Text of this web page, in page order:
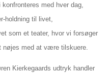
med hver dag,
holdning til livet,
som et teater, hvor vi forsøger
nøjes med at være tilskuere.
Kierkegaards udtryk handler